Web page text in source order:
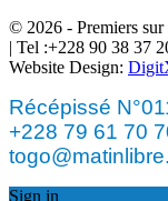
© 2026 - Premiers
| Tel :+228 90 38 37
Website Design:
Récépissé
+228 79 61 70
Sign in